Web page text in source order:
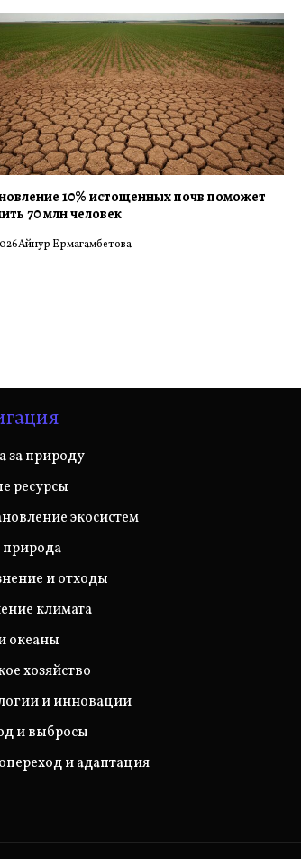
10% истощенных почв поможет
70 млн человек
Айнур Ермагамбетова
за природу
ресурсы
экосистем
и отходы
климата
океаны
хозяйство
и инновации
и выбросы
и адаптация